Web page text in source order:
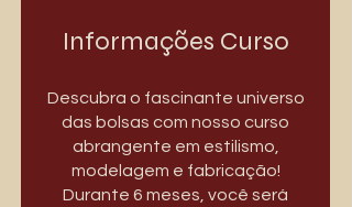
Informações Curso
Descubra o fascinante universo
das bolsas com nosso curso
abrangente em estilismo,
modelagem e fabricação!
Durante 6 meses, você será